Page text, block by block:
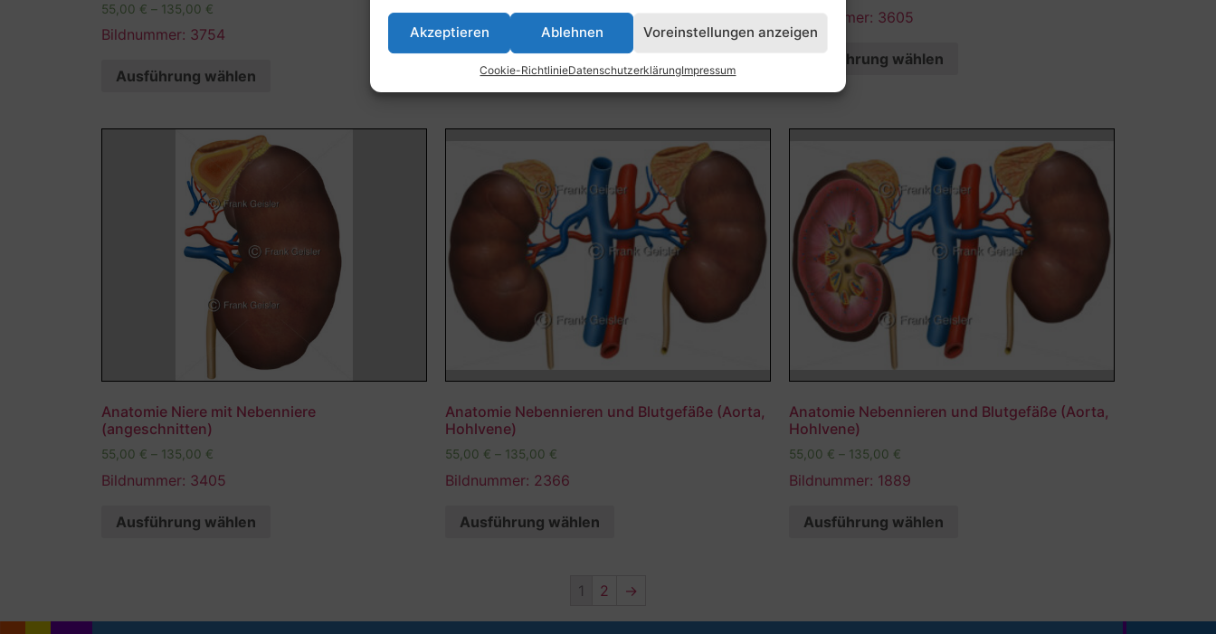
Akzeptieren Ablehnen Voreinstellungen anzeigen
Cookie-RichtlinieDatenschutzerklärungImpressum
55,00 € – 135,00 €
Bildnummer: 3754
Ausführung wählen
Bildnummer: 3734
Ausführung wählen
Bildnummer: 3605
Ausführung wählen
Anatomie Niere mit Nebenniere
(angeschnitten)
55,00 € – 135,00 €
Bildnummer: 3405
Ausführung wählen
Anatomie Nebennieren und Blutgefäße (Aorta,
Hohlvene)
55,00 € – 135,00 €
Bildnummer: 2366
Ausführung wählen
Anatomie Nebennieren und Blutgefäße (Aorta,
Hohlvene)
55,00 € – 135,00 €
Bildnummer: 1889
Ausführung wählen
1 2 →